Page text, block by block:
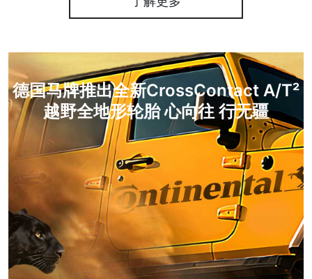
德国马牌推出全新CrossContact A/T²
越野全地形轮胎 心向往 行无疆